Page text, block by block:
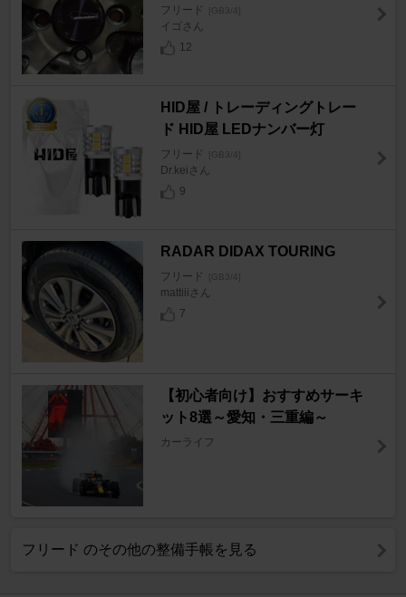
フリード [GB3/4]
イゴさん
12
HID屋 / トレーディングトレー
ド HID屋 LEDナンバー灯
フリード [GB3/4]
Dr.keiさん
9
RADAR DIDAX TOURING
フリード [GB3/4]
mattiiiさん
7
【初心者向け】おすすめサーキ
ット8選～愛知・三重編～
カーライフ
フリード のその他の整備手帳を見る